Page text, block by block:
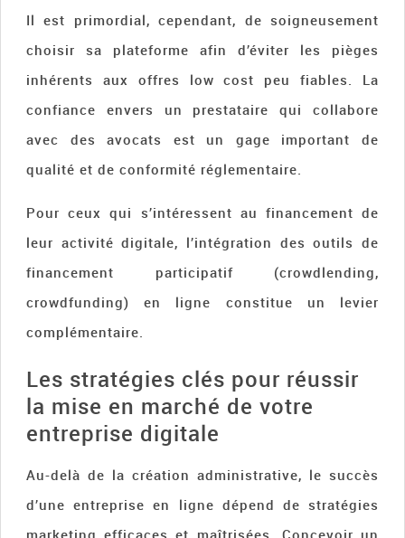
Il est primordial, cependant, de soigneusement
choisir sa plateforme afin d’éviter les pièges
inhérents aux offres low cost peu fiables. La
confiance envers un prestataire qui collabore
avec des avocats est un gage important de
qualité et de conformité réglementaire.
Pour ceux qui s’intéressent au financement de
leur activité digitale, l’intégration des outils de
financement participatif (crowdlending,
crowdfunding) en ligne constitue un levier
complémentaire.
Les stratégies clés pour réussir
la mise en marché de votre
entreprise digitale
Au-delà de la création administrative, le succès
d’une entreprise en ligne dépend de stratégies